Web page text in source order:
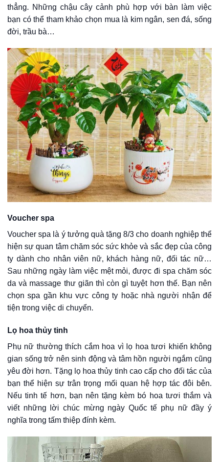
thẳng. Những chậu cây cảnh phù hợp với bàn làm việc
bạn có thể tham khảo chọn mua là kim ngân, sen đá, sống
đời, trầu bà…
Voucher spa
Voucher spa là ý tưởng quà tặng 8/3 cho doanh nghiệp thể
hiện sự quan tâm chăm sóc sức khỏe và sắc đẹp của công
ty dành cho nhân viên nữ, khách hàng nữ, đối tác nữ…
Sau những ngày làm việc mệt mỏi, được đi spa chăm sóc
da và massage thư giãn thì còn gì tuyệt hơn thế. Bạn nên
chọn spa gần khu vực công ty hoặc nhà người nhận để
tiện trong việc di chuyển.
Lọ hoa thủy tinh
Phụ nữ thường thích cắm hoa vì lọ hoa tươi khiến không
gian sống trở nên sinh động và tâm hồn người ngắm cũng
yêu đời hơn. Tặng lọ hoa thủy tinh cao cấp cho đối tác của
bạn thể hiện sự trân trọng mối quan hệ hợp tác đôi bên.
Nếu tinh tế hơn, bạn nên tặng kèm bó hoa tươi thắm và
viết những lời chúc mừng ngày Quốc tế phụ nữ đầy ý
nghĩa trong tấm thiệp đính kèm.